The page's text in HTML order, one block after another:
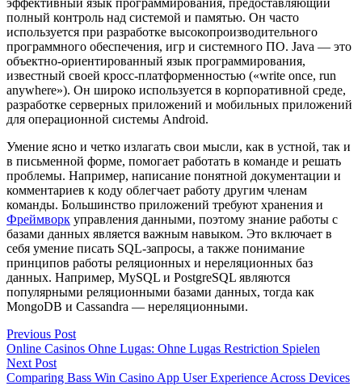
эффективный язык программирования, предоставляющий
полный контроль над системой и памятью. Он часто
используется при разработке высокопроизводительного
программного обеспечения, игр и системного ПО. Java — это
объектно-ориентированный язык программирования,
известный своей кросс-платформенностью («write once, run
anywhere»). Он широко используется в корпоративной среде,
разработке серверных приложений и мобильных приложений
для операционной системы Android.
Умение ясно и четко излагать свои мысли, как в устной, так и
в письменной форме, помогает работать в команде и решать
проблемы. Например, написание понятной документации и
комментариев к коду облегчает работу другим членам
команды. Большинство приложений требуют хранения и
Фреймворк управления данными, поэтому знание работы с
базами данных является важным навыком. Это включает в
себя умение писать SQL-запросы, а также понимание
принципов работы реляционных и нереляционных баз
данных. Например, MySQL и PostgreSQL являются
популярными реляционными базами данных, тогда как
MongoDB и Cassandra — нереляционными.
Post
navigation
Previous PostPrevious
post:
Online Casinos Ohne Lugas: Ohne Lugas Restriction Spielen
Next PostNext
post:
Comparing Bass Win Casino App User Experience Across Devices